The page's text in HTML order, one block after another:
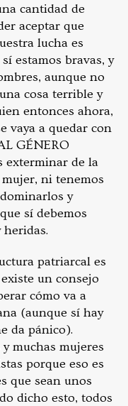
cantidad de
aceptar que
lucha es
estamos bravas, y
aunque no
cosa terrible y
entonces ahora,
vaya a quedar con
GÉNERO
exterminar de la
ni tenemos
y
sí debemos
patriarcal es
un consejo
cómo va a
(aunque sí hay
da pánico).
muchas mujeres
porque eso es
que sean unos
dicho esto, todos